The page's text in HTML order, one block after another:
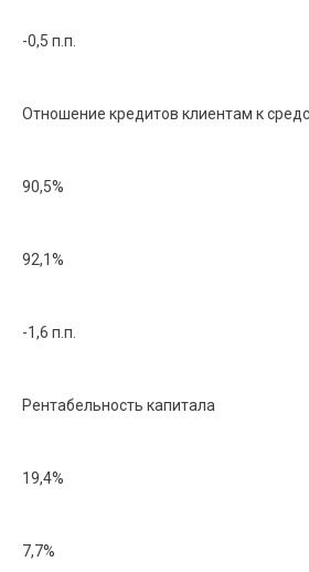
-0,5 п.п.
Отношение кредитов клиентам к
90,5%
92,1%
-1,6 п.п.
Рентабельность капитала
19,4%
7,7%